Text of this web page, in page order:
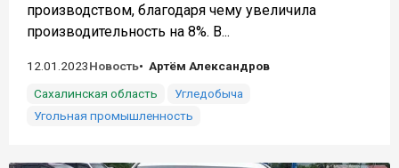
производством, благодаря чему увеличила
производительность на 8%. В...
12.01.2023Новость
Артём Александров
Сахалинская область
Угледобыча
Угольная промышленность